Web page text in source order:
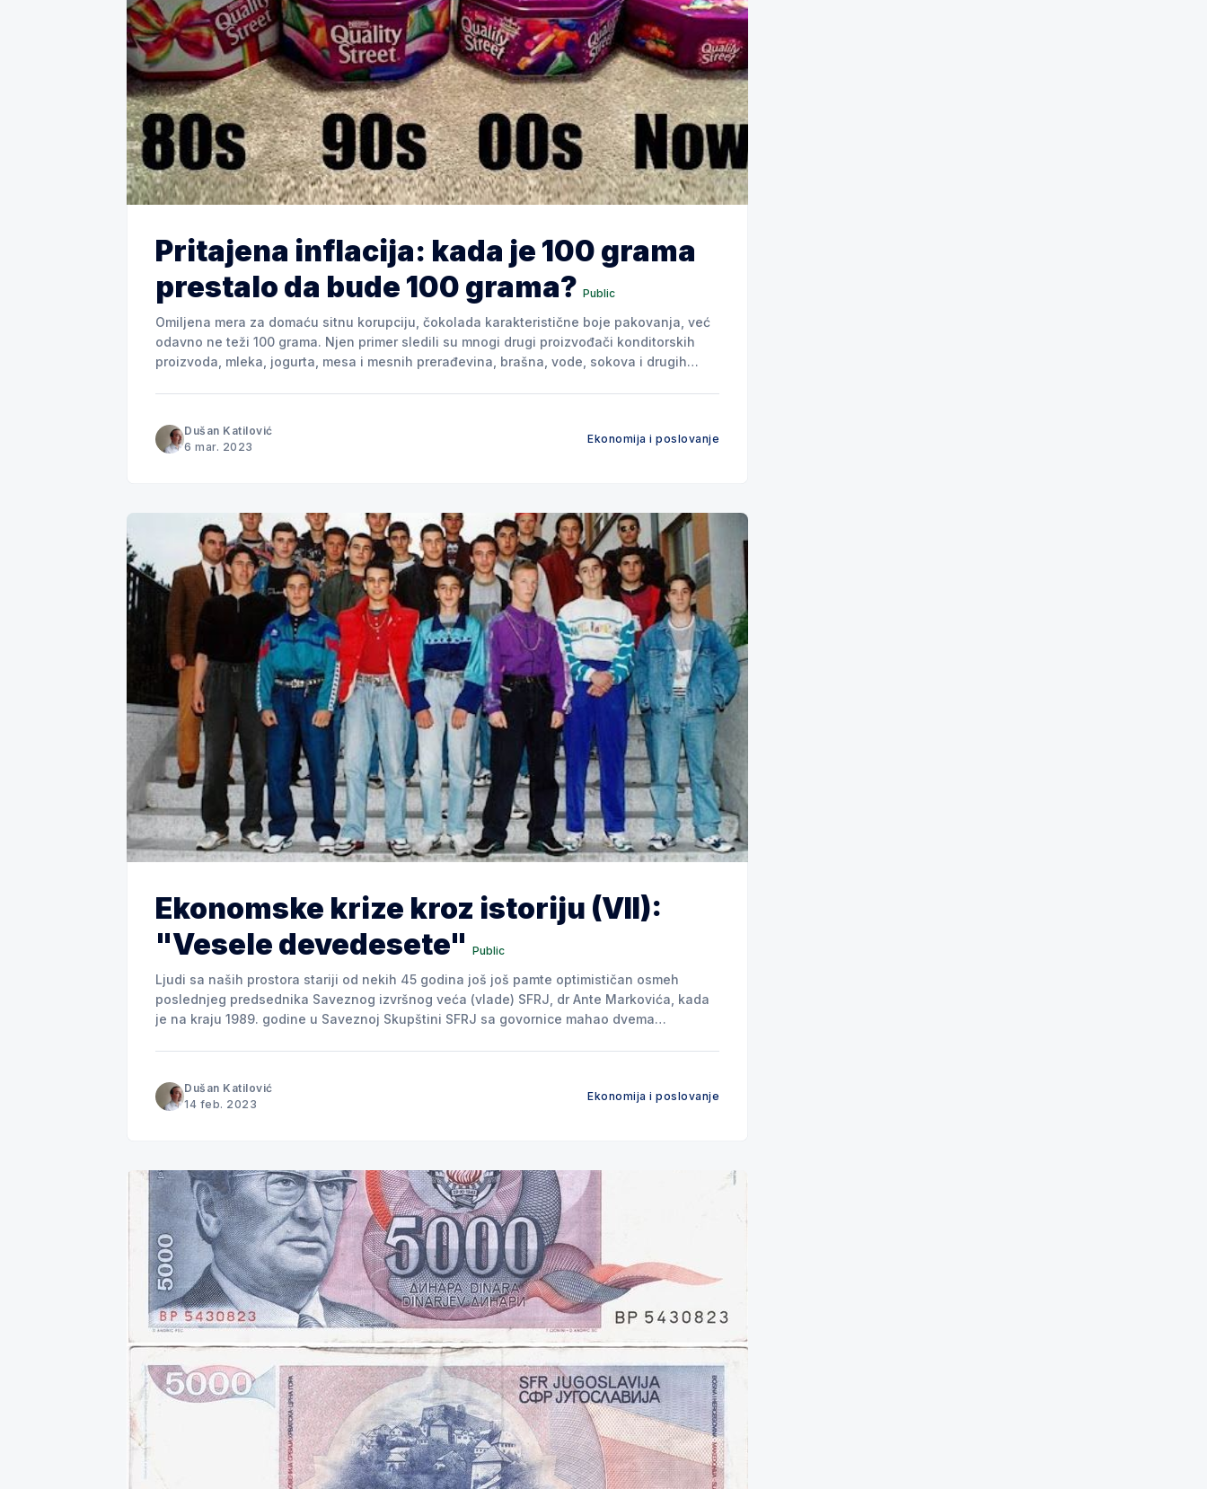
Pritajena inflacija: kada je 100 grama
prestalo da bude 100 grama? Public
Omiljena mera za domaću sitnu korupciju, čokolada karakteristične boje pakovanja, već
odavno ne teži 100 grama. Njen primer sledili su mnogi drugi proizvođači konditorskih
proizvoda, mleka, jogurta, mesa i mesnih prerađevina, brašna, vode, sokova i drugih
Dušan Katilović
6 mar. 2023
Ekonomija i poslovanje
Ekonomske krize kroz istoriju (VII):
"Vesele devedesete" Public
Ljudi sa naših prostora stariji od nekih 45 godina još još pamte optimističan osmeh
poslednjeg predsednika Saveznog izvršnog veća (vlade) SFRJ, dr Ante Markovića, kada
je na kraju 1989. godine u Saveznoj Skupštini SFRJ sa govornice mahao dvema
Dušan Katilović
14 feb. 2023
Ekonomija i poslovanje